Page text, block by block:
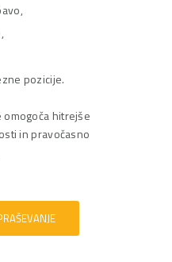
pozicije.
hitrejše
in pravočasno